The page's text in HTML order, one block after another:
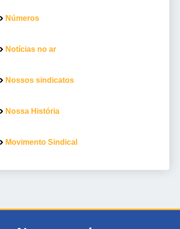
Números
Notícias no ar
Nossos sindicatos
Nossa História
Movimento Sindical